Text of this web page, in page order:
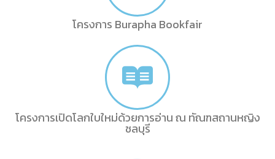
โครงการ Burapha Bookfair
โครงการเปิดโลกใบใหม่ด้วยการอ่าน ณ ทัณฑสถานหญิง
ชลบุรี